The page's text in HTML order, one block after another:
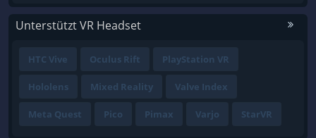
Unterstützt VR Headset
HTC Vive Oculus Rift PlayStation VR
Hololens Mixed Reality Valve Index
Meta Quest Pico Pimax Varjo StarVR